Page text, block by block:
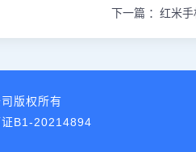
下一篇 ： 红米
版权所有
证B1-20214894